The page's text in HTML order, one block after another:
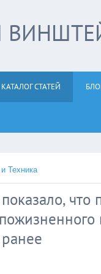
КАТАЛОГ СТАТЕЙ
Техника